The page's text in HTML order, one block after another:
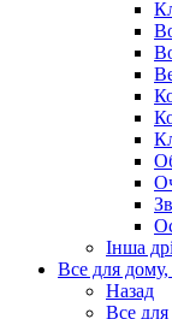
Інша
Все для
Назад
Все